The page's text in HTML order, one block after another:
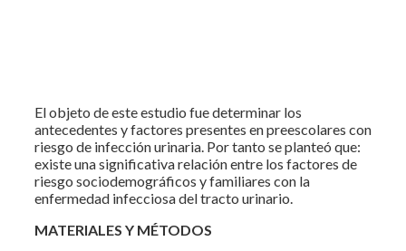
El objeto de este estudio fue determinar los
antecedentes y factores presentes en preescolares con
riesgo de infección urinaria. Por tanto se planteó que:
existe una significativa relación entre los factores de
riesgo sociodemográficos y familiares con la
enfermedad infecciosa del tracto urinario.
MATERIALES Y MÉTODOS